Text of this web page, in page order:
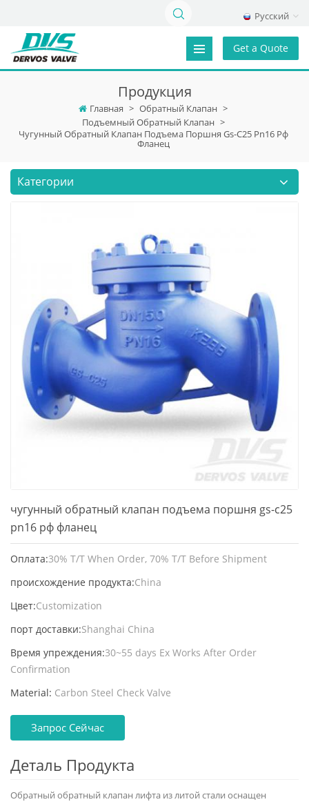
Русский
Get a Quote
Продукция
Главная > Обратный Клапан >
Подъемный Обратный Клапан >
Чугунный Обратный Клапан Подъема Поршня Gs-C25 Pn16 Рф
Фланец
Категории
чугунный обратный клапан подъема поршня gs-c25
pn16 рф фланец
Оплата:30% T/T When Order, 70% T/T Before Shipment
происхождение продукта:China
Цвет:Customization
порт доставки:Shanghai China
Время упреждения:30~55 days Ex Works After Order
Confirmation
Material: Carbon Steel Check Valve
Запрос Сейчас
Деталь Продукта
Обратный обратный клапан лифта из литой стали оснащен